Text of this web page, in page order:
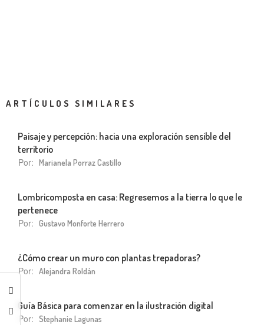
ARTÍCULOS SIMILARES
Paisaje y percepción: hacia una exploración sensible del
territorio
Por: Marianela Porraz Castillo
Lombricomposta en casa: Regresemos a la tierra lo que le
pertenece
Por: Gustavo Monforte Herrero
¿Cómo crear un muro con plantas trepadoras?
Por: Alejandra Roldán
Guía Básica para comenzar en la ilustración digital
Por: Stephanie Lagunas